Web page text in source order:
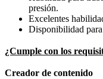
presión.
Excelentes
Disponibilidad
¿Cumple con los
Creador de contenido